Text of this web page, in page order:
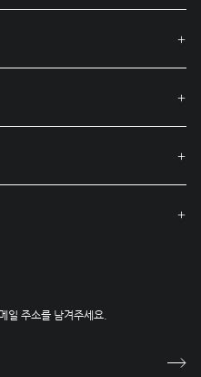
일 주소를 남겨주세요.